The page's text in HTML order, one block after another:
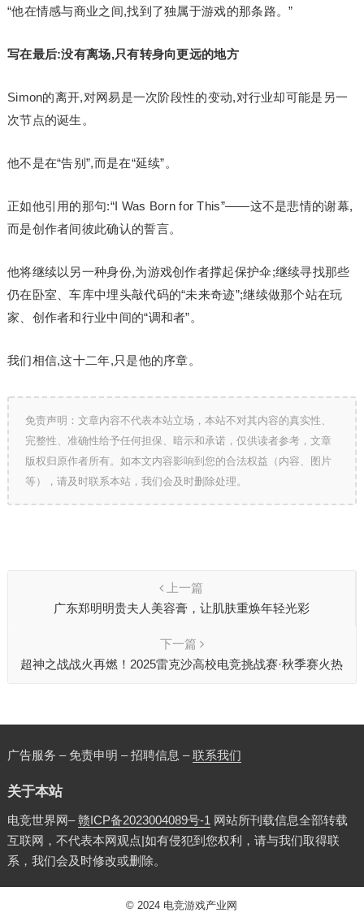
“他在情感与商业之间,找到了独属于游戏的那条路。”
写在最后:没有离场,只有转身向更远的地方
Simon的离开,对网易是一次阶段性的变动,对行业却可能是另一
次节点的诞生。
他不是在“告别”,而是在“延续”。
正如他引用的那句:“I Was Born for This”——这不是悲情的谢幕,
而是创作者间彼此确认的誓言。
他将继续以另一种身份,为游戏创作者撑起保护伞;继续寻找那些
仍在卧室、车库中埋头敲代码的“未来奇迹”;继续做那个站在玩
家、创作者和行业中间的“调和者”。
我们相信,这十二年,只是他的序章。
免责声明：文章内容不代表本站立场，本站不对其内容的真实性、
完整性、准确性给予任何担保、暗示和承诺，仅供读者参考，文章
版权归原作者所有。如本文内容影响到您的合法权益（内容、图片
等），请及时联系本站，我们会及时删除处理。
上一篇
广东郑明明贵夫人美容膏，让肌肤重焕年轻光彩
下一篇
超神之战战火再燃！2025雷克沙高校电竞挑战赛·秋季赛火热
广告服务 – 免责申明 – 招聘信息 –联系我们
关于本站
电竞世界网–赣ICP备2023004089号-1 网站所刊载信息全部转载
互联网，不代表本网观点|如有侵犯到您权利，请与我们取得联
系，我们会及时修改或删除。
© 2024 电竞游戏产业网